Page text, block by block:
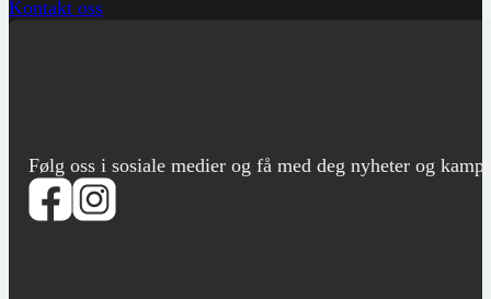
Kontakt oss
Følg oss i sosiale medier og få med deg nyheter og